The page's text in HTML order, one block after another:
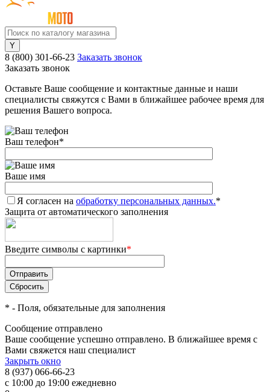
8 (800) 301-66-23 Заказать звонок
Заказать звонок
Оставьте Ваше сообщение и контактные данные и наши
специалисты свяжутся с Вами в ближайшее рабочее время для
решения Вашего вопроса.
Ваш телефон*
Ваше имя
Я согласен на обработку персональных данных.*
Защита от автоматического заполнения
Введите символы с картинки*
* - Поля, обязательные для заполнения
Сообщение отправлено
Ваше сообщение успешно отправлено. В ближайшее время с
Вами свяжется наш специалист
Закрыть окно
8 (937) 066-66-23
с 10:00 до 19:00 ежедневно